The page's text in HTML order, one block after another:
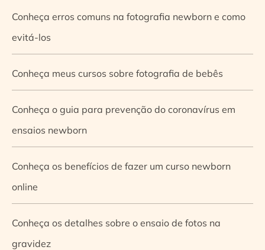
Conheça erros comuns na fotografia newborn e como
evitá-los
Conheça meus cursos sobre fotografia de bebês
Conheça o guia para prevenção do coronavírus em
ensaios newborn
Conheça os benefícios de fazer um curso newborn
online
Conheça os detalhes sobre o ensaio de fotos na
gravidez